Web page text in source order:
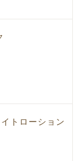
トローション